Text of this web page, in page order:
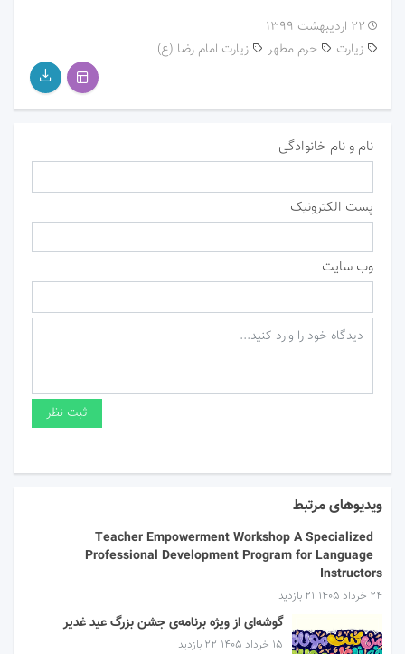
۲۲ اردیبهشت ۱۳۹۹
حرم مطهر
زیارت زیارت امام رضا (ع)
نام و نام خانوادگی
پست الکترونیک
وب سایت
ویدیوهای مرتبط
Teacher Empowerment Workshop A Specialized
Professional Development Program for Language
Instructors
۲۴ خرداد ۱۴۰۵ 21 بازدید
گوشه‌ای از ویژه برنامه‌ی جشن بزرگ عید غدیر
۱۵ خرداد ۱۴۰۵ 22 بازدید